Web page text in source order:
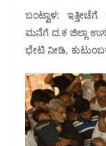
ಬಂಟ್ವಾಳ:
ಮನೆಗೆ ದ.ಕ ಜಿಲ್ಲಾ
ಭೇಟಿ ನೀಡಿ,